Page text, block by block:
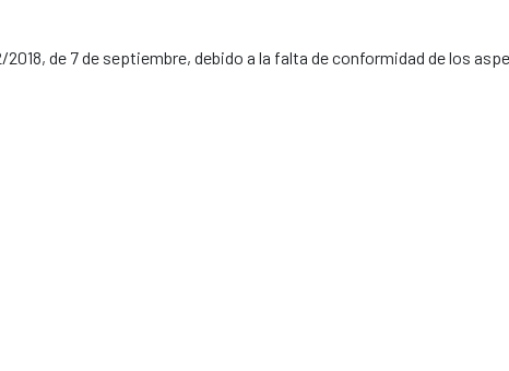
de 7 de septiembre, debido a la falta de conformidad de los